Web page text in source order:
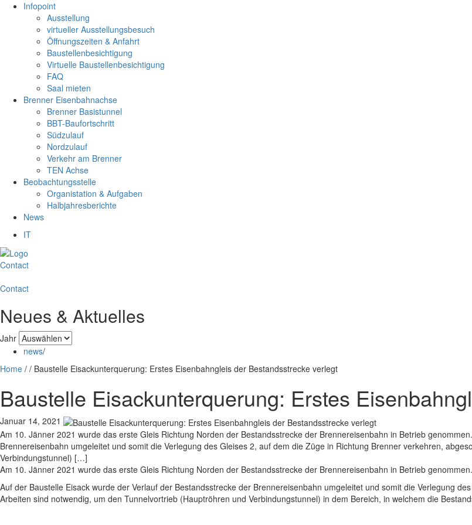
Infopoint
Ausstellung
virtueller Ausstellungsbesuch
Öffnungszeiten & Anfahrt
Baustellenbesichtigung
Virtuelle Baustellenbesichtigung
FAQ
Saal mieten
Brenner Eisenbahnachse
Brenner Basistunnel
BBT-Baufortschritt
Südzulauf
Nordzulauf
Verkehr am Brenner
TEN Achse
Beobachtungsstelle
Organistation & Aufgaben
Halbjahresberichte
News
IT
Contact
Contact
Neues & Aktuelles
Jahr
news/
Home / / Baustelle Eisackunterquerung: Erstes Eisenbahngleis der Bestandsstrecke verlegt
Baustelle Eisackunterquerung: Erstes
Januar 14, 2021
Am 10. Jänner 2021 wurde das erste Gleis Richtung Norden der Bestandsstrecke der Brennereisenbahn in Betrieb
Brennereisenbahn umgeleitet und somit die Verlegung des Gleises 2, auf dem die Züge in Richtung Brenner verkehren,
Verbindungstunnel) […]
Am 10. Jänner 2021 wurde das erste Gleis Richtung Norden der Bestandsstrecke der Brennereisenbahn in Betrieb genommen.
Auf der Baustelle Eisack wurde der Verlauf der Bestandsstrecke der Brennereisenbahn umgeleitet und somit die Verlegung
Arbeiten sind notwendig, um den Tunnelvortrieb (Hauptröhren und Verbindungstunnel) in dem Bereich, in welchem die